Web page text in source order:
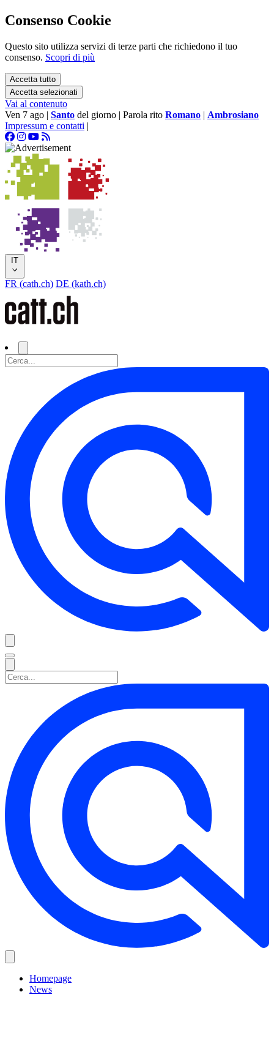
Consenso Cookie
Questo sito utilizza servizi di terze parti che richiedono il tuo
consenso. Scopri di più
Accetta tutto
Accetta selezionati
Vai al contenuto
Ven 7 ago | Santo del giorno | Parola rito Romano | Ambrosiano
Impressum e contatti |
IT
FR (cath.ch) DE (kath.ch)
Homepage
News